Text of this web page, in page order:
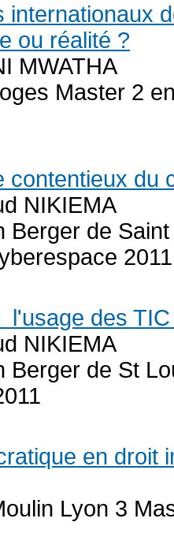
internationaux
ou réalité ?
MWATHA
Master 2
contentieux du
NIKIEMA
Berger de
2011
l'usage des
NIKIEMA
Berger de St
en droit
Lyon 3